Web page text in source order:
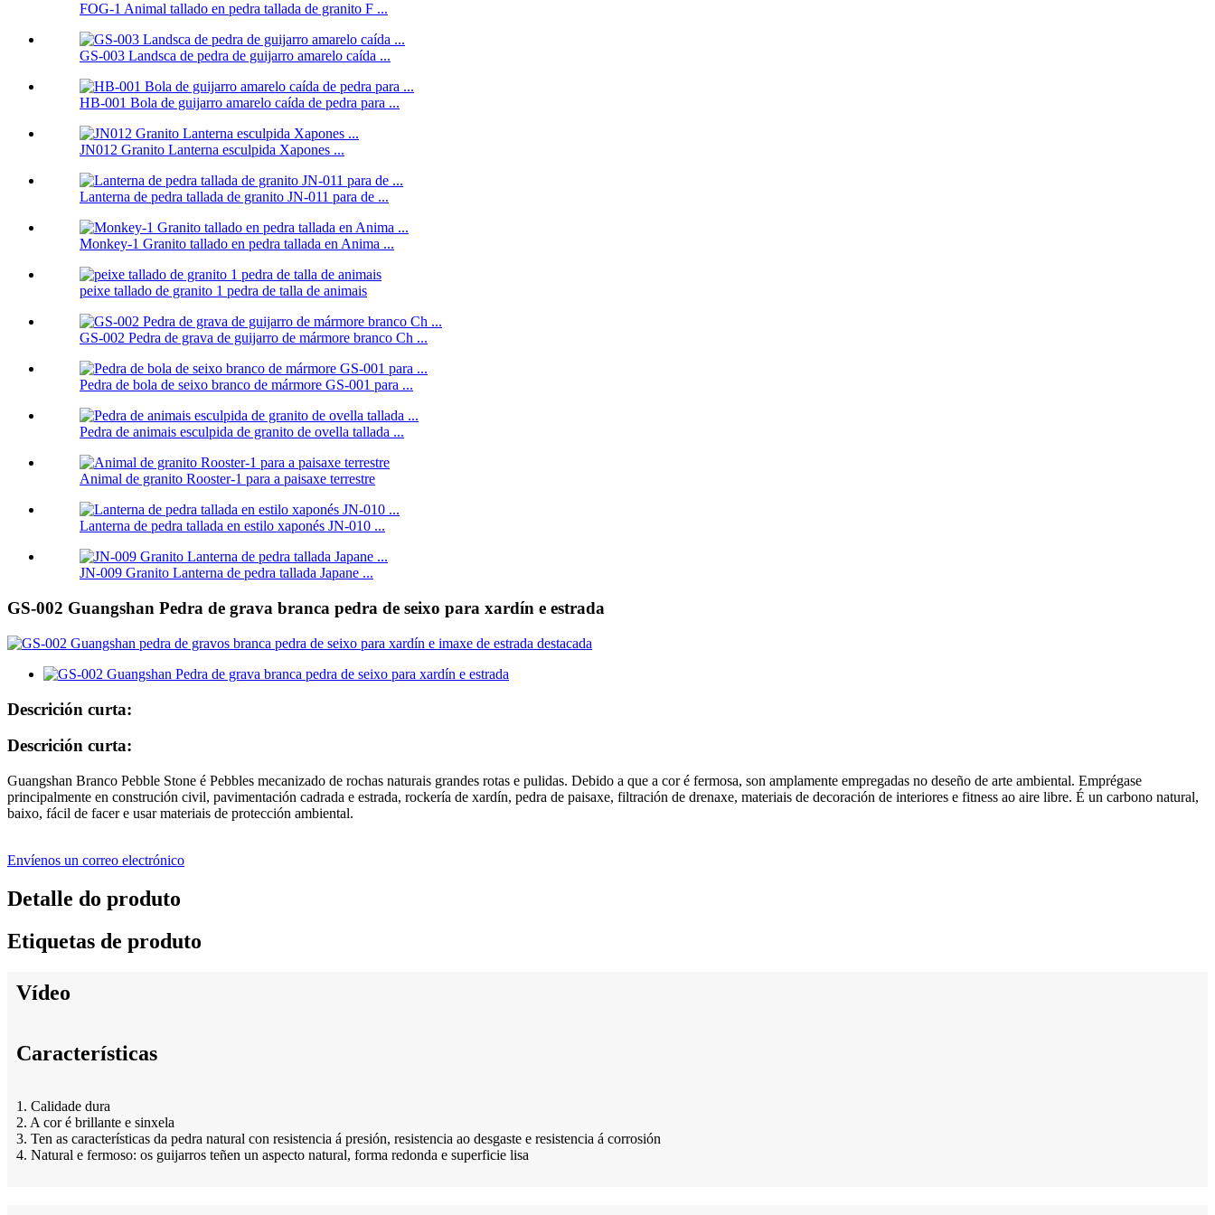
FOG-1 Animal tallado en pedra tallada de granito F ...
GS-003 Landsca de pedra de guijarro amarelo caída ...
HB-001 Bola de guijarro amarelo caída de pedra para ...
JN012 Granito Lanterna esculpida Xapones ...
Lanterna de pedra tallada de granito JN-011 para de ...
Monkey-1 Granito tallado en pedra tallada en Anima ...
peixe tallado de granito 1 pedra de talla de animais
GS-002 Pedra de grava de guijarro de mármore branco Ch ...
Pedra de bola de seixo branco de mármore GS-001 para ...
Pedra de animais esculpida de granito de ovella tallada ...
Animal de granito Rooster-1 para a paisaxe terrestre
Lanterna de pedra tallada en estilo xaponés JN-010 ...
JN-009 Granito Lanterna de pedra tallada Japane ...
GS-002 Guangshan Pedra de grava branca pedra de seixo para xardín e estrada
Descrición curta:
Descrición curta:
Guangshan Branco Pebble Stone é Pebbles mecanizado de rochas naturais grandes rotas e pulidas. Debido a que a cor é fermosa, son amplamente empregadas no deseño de arte ambiental. Emprégase
principalmente en construción civil, pavimentación cadrada e estrada, rockería de xardín, pedra de paisaxe, filtración de drenaxe, materiais de decoración de interiores e fitness ao aire libre. É un carbono natural,
baixo, fácil de facer e usar materiais de protección ambiental.
Envíenos un correo electrónico
Detalle do produto
Etiquetas de produto
Vídeo
Características
1. Calidade dura
2. A cor é brillante e sinxela
3. Ten as características da pedra natural con resistencia á presión, resistencia ao desgaste e resistencia á corrosión
4. Natural e fermoso: os guijarros teñen un aspecto natural, forma redonda e superficie lisa